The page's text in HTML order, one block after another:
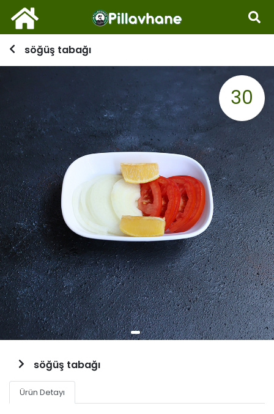
söğüş tabağı
30
söğüş tabağı
Ürün Detayı